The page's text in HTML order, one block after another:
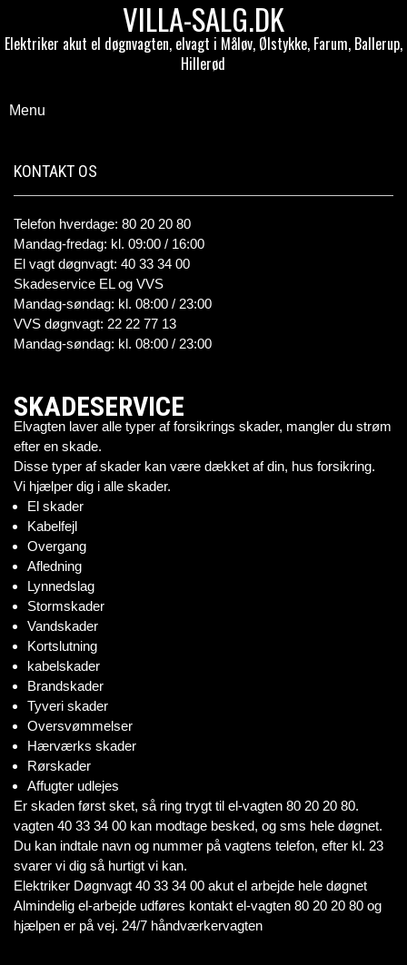
VILLA-SALG.DK
Elektriker akut el døgnvagten, elvagt i Måløv, Ølstykke, Farum, Ballerup,
Hillerød
Menu
KONTAKT OS
Telefon hverdage: 80 20 20 80
Mandag-fredag: kl. 09:00 / 16:00
El vagt døgnvagt: 40 33 34 00
Skadeservice EL og VVS
Mandag-søndag: kl. 08:00 / 23:00
VVS døgnvagt: 22 22 77 13
Mandag-søndag: kl. 08:00 / 23:00
SKADESERVICE
Elvagten laver alle typer af forsikrings skader, mangler du strøm
efter en skade.
Disse typer af skader kan være dækket af din, hus forsikring.
Vi hjælper dig i alle skader.
El skader
Kabelfejl
Overgang
Afledning
Lynnedslag
Stormskader
Vandskader
Kortslutning
kabelskader
Brandskader
Tyveri skader
Oversvømmelser
Hærværks skader
Rørskader
Affugter udlejes
Er skaden først sket, så ring trygt til el-vagten 80 20 20 80.
vagten 40 33 34 00 kan modtage besked, og sms hele døgnet.
Du kan indtale navn og nummer på vagtens telefon, efter kl. 23
svarer vi dig så hurtigt vi kan.
Elektriker Døgnvagt 40 33 34 00 akut el arbejde hele døgnet
Almindelig el-arbejde udføres kontakt el-vagten 80 20 20 80 og
hjælpen er på vej. 24/7 håndværkervagten